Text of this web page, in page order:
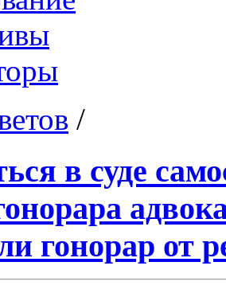
/
в суде
гонорар от